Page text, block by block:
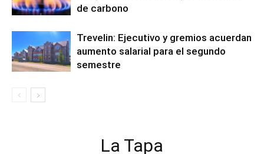
de carbono
Trevelin: Ejecutivo y gremios acuerdan
aumento salarial para el segundo
semestre
La Tapa